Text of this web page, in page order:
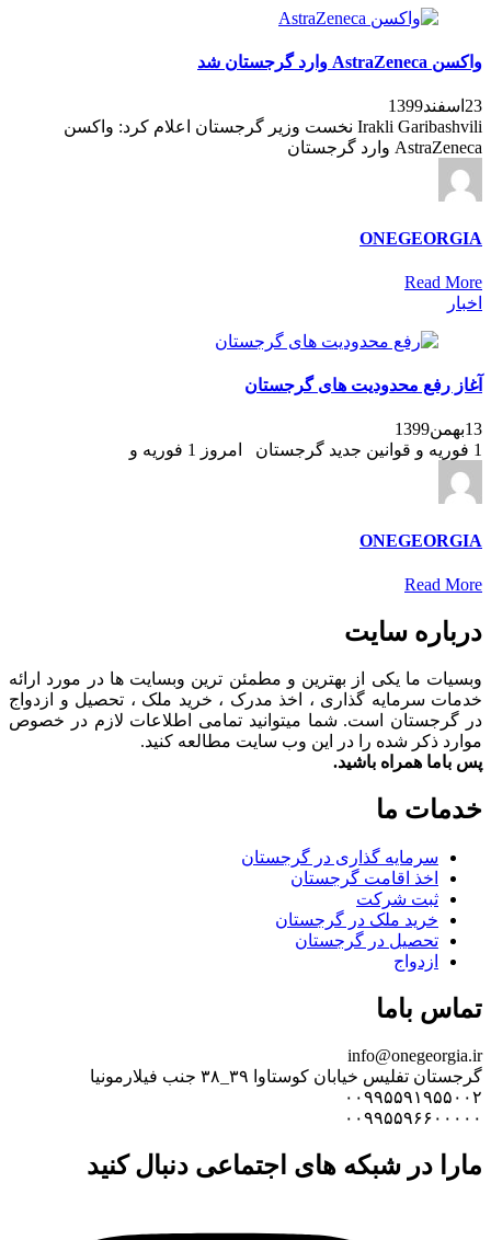
واکسن AstraZeneca وارد گرجستان شد
23اسفند1399
Irakli Garibashvili نخست وزیر گرجستان اعلام کرد: واکسن
AstraZeneca وارد گرجستان
ONEGEORGIA
Read More
اخبار
آغاز رفع محدودیت های گرجستان
13بهمن1399
1 فوریه و قوانین جدید گرجستان امروز 1 فوریه و
ONEGEORGIA
Read More
درباره سایت
وبسیات ما یکی از بهترین و مطمئن ترین وبسایت ها در مورد ارائه
خدمات سرمایه گذاری ، اخذ مدرک ، خرید ملک ، تحصیل و ازدواج
در گرجستان است. شما میتوانید تمامی اطلاعات لازم در خصوص
موارد ذکر شده را در این وب سایت مطالعه کنید.
پس باما همراه باشید.
خدمات ما
سرمایه گذاری در گرجستان
اخذ اقامت گرجستان
ثبت شرکت
خرید ملک در گرجستان
تحصیل در گرجستان
ازدواج
تماس باما
info@onegeorgia.ir
گرجستان تفلیس خیابان کوستاوا ۳۹_۳۸ جنب فیلارمونیا
۰۰۹۹۵۵۹۱۹۵۵۰۰۲
۰۰۹۹۵۵۹۶۶۰۰۰۰۰
مارا در شبکه های اجتماعی دنبال کنید